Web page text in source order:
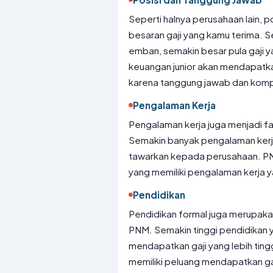
Seperti halnya perusahaan lain,
besaran gaji yang kamu terima.
emban, semakin besar pula gaji
keuangan junior akan
karena tanggung jawab dan
Pengalaman Kerja
Pengalaman kerja juga menjadi
Semakin banyak pengalaman
tawarkan kepada perusahaan.
yang memiliki pengalaman kerja
Pendidikan
Pendidikan formal juga
PNM. Semakin tinggi pendidikan
mendapatkan gaji yang lebih
memiliki peluang mendapatkan